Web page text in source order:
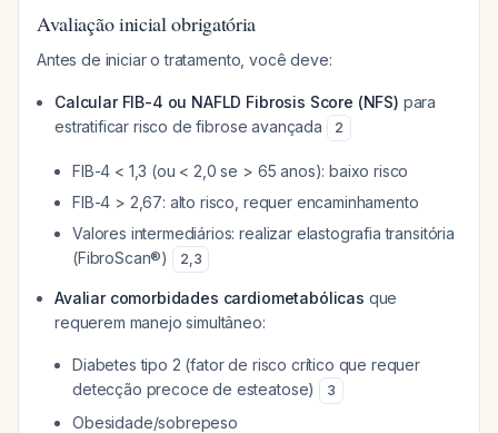
Avaliação inicial obrigatória
Antes de iniciar o tratamento, você deve:
Calcular FIB-4 ou NAFLD Fibrosis Score (NFS) para
estratificar risco de fibrose avançada
2
FIB-4 < 1,3 (ou < 2,0 se > 65 anos): baixo risco
FIB-4 > 2,67: alto risco, requer encaminhamento
Valores intermediários: realizar elastografia transitória
(FibroScan®)
2,3
Avaliar comorbidades cardiometabólicas que
requerem manejo simultâneo:
Diabetes tipo 2 (fator de risco crítico que requer
detecção precoce de esteatose)
3
Obesidade/sobrepeso